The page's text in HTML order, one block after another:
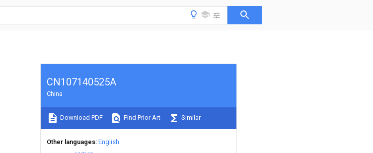
CN107140525A
China
Download PDF Find Prior Art Similar
Other languages English